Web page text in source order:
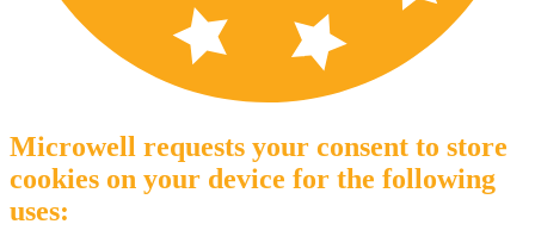
Microwell requests your consent to store
cookies on your device for the following
uses: